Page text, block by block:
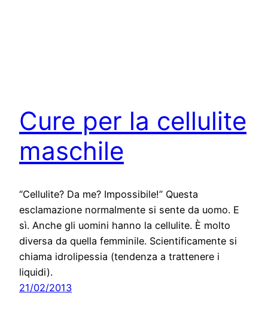
Cure per la cellulite
maschile
“Cellulite? Da me? Impossibile!” Questa
esclamazione normalmente si sente da uomo. E
sì. Anche gli uomini hanno la cellulite. È molto
diversa da quella femminile. Scientificamente si
chiama idrolipessia (tendenza a trattenere i
liquidi).
21/02/2013